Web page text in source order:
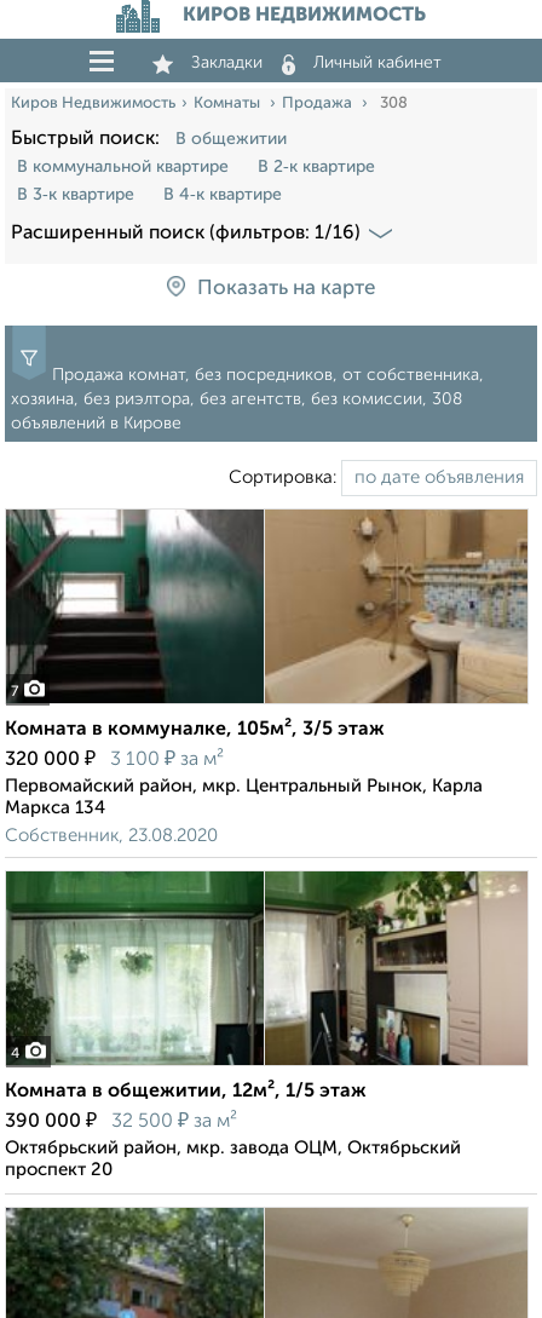
КИРОВ НЕДВИЖИМОСТЬ
Закладки Личный кабинет
Киров Недвижимость Комнаты Продажа 308
Быстрый поиск:
В общежитии
В коммунальной квартире
В 2‑к квартире
В 3‑к квартире
В 4‑к квартире
Расширенный поиск (фильтров: 1/16)
Показать на карте
Продажа комнат, без посредников, от собственника,
хозяина, без риэлтора, без агентств, без комиссии, 308
объявлений в Кирове
Сортировка:
7
Комната в коммуналке, 105м², 3/5 этаж
320 000 ₽ 3 100 ₽ за м²
Первомайский район, мкр. Центральный Рынок, Карла
Маркса 134
Собственник, 23.08.2020
4
Комната в общежитии, 12м², 1/5 этаж
390 000 ₽ 32 500 ₽ за м²
Октябрьский район, мкр. завода ОЦМ, Октябрьский
проспект 20